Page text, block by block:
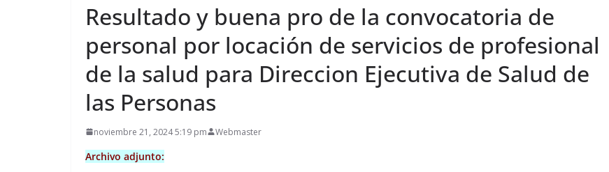
Resultado y buena pro de la convocatoria de
personal por locación de servicios de profesional
de la salud para Direccion Ejecutiva de Salud de
las Personas
noviembre 21, 2024 5:19 pm Webmaster
Archivo adjunto: